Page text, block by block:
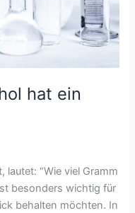
hat ein
lautet: “Wie viel Gramm
besonders wichtig für
behalten möchten. In